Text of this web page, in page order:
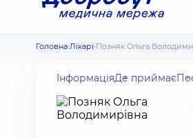
Головна Лікарі Позняк Ольга
ІнформаціяДе приймає